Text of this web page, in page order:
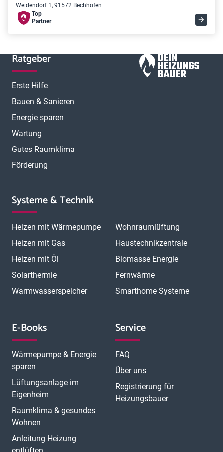
Weidendorf 1, 91572 Bechhofen
Top
Partner
Ratgeber
Erste Hilfe
Bauen & Sanieren
Energie sparen
Wartung
Gutes Raumklima
Förderung
Systeme & Technik
Heizen mit Wärmepumpe
Heizen mit Gas
Heizen mit Öl
Solarthermie
Warmwasserspeicher
Wohnraumlüftung
Haustechnikzentrale
Biomasse Energie
Fernwärme
Smarthome Systeme
E-Books
Wärmepumpe & Energie
sparen
Lüftungsanlage im
Eigenheim
Raumklima & gesundes
Wohnen
Anleitung Heizung
Service
FAQ
Über uns
Registrierung für
Heizungsbauer